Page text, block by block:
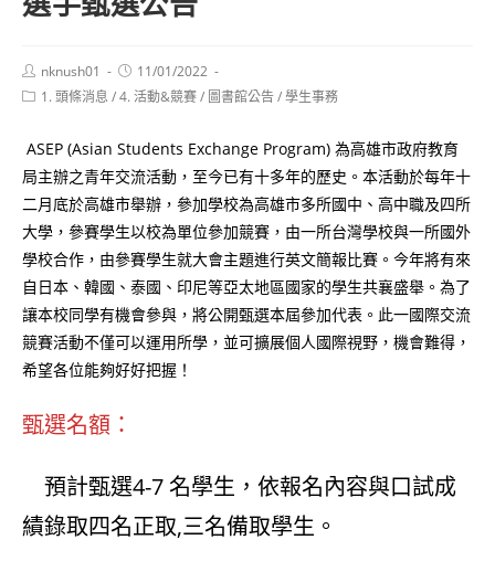
Post
author:
nknush01
Post
published:
11/01/2022
Post1. 頭條消息 /4. 活動&競賽/ 圖書館公告/學生事務
ASEP (Asian Students Exchange Program) 為高雄市政府教育
局主辦之青年交流活動，至今已有十多年的歷史。本活動於每年十
二月底於高雄市舉辦，參加學校為高雄市多所國中、高中職及四所
大學，參賽學生以校為單位參加競賽，由一所台灣學校與一所國外
學校合作，由參賽學生就大會主題進行英文簡報比賽。今年將有來
自日本、韓國、泰國、印尼等亞太地區國家的學生共襄盛舉。為了
讓本校同學有機會參與，將公開甄選本屆參加代表。此一國際交流
競賽活動不僅可以運用所學，並可擴展個人國際視野，機會難得，
希望各位能夠好好把握！
甄選名額：
預計甄選4-7 名學生，依報名內容與口試成
績錄取四名正取,三名備取學生。